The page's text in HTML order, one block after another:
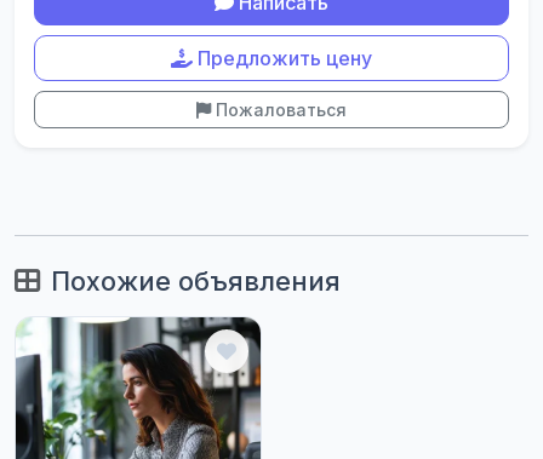
Предложить цену
Пожаловаться
Похожие объявления